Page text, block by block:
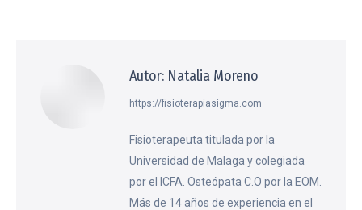
Autor: Natalia Moreno
https://fisioterapiasigma.com
Fisioterapeuta titulada por la
Universidad de Malaga y colegiada
por el ICFA. Osteópata C.O por la EOM.
Más de 14 años de experiencia en el